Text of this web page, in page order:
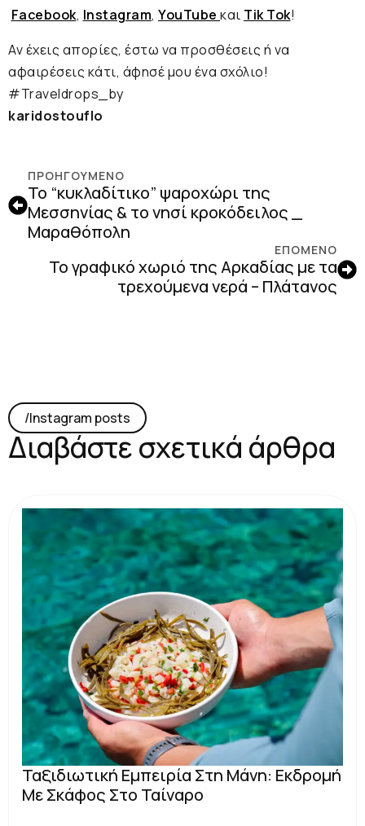
Facebook, Instagram, YouTube και Tik Tok!
Αν έχεις απορίες, έστω να προσθέσεις ή να
αφαιρέσεις κάτι, άφησέ μου ένα σχόλιο!
#Traveldrops_by
karidostouflo
ΠΡΟΗΓΟΎΜΕΝΟ
Το “κυκλαδίτικο” ψαροχώρι της
Μεσσηνίας & το νησί κροκόδειλος _
Μαραθόπολη
ΕΠΟΜΕΝΟ
Το γραφικό χωριό της Αρκαδίας με τα
τρεχούμενα νερά – Πλάτανος
/lnstagram posts
Διαβάστε σχετικά άρθρα
Ταξιδιωτική Εμπειρία Στη Μάνη: Εκδρομή
Με Σκάφος Στο Ταίναρο